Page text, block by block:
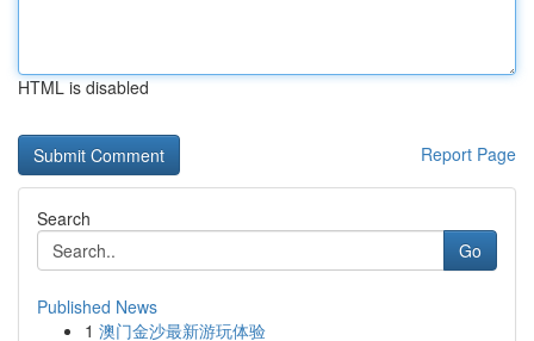
HTML is disabled
Report Page
Search
Go
Published News
1 澳门金沙最新游玩体验